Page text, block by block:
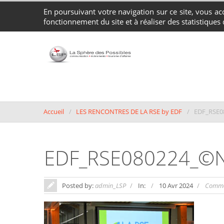
Agence Conseil en Communication, Événements et Tourisme
Accueil LES RENCONTRES DE LA RSE by EDF
Posted by:admin_LSP In: 10 Avr 2024
En poursuivant votre navigation sur ce site, vous
fonctionnement du site et à réaliser des statistiques